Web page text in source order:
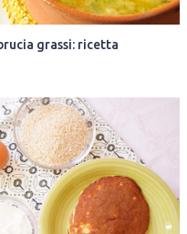
grassi: ricetta